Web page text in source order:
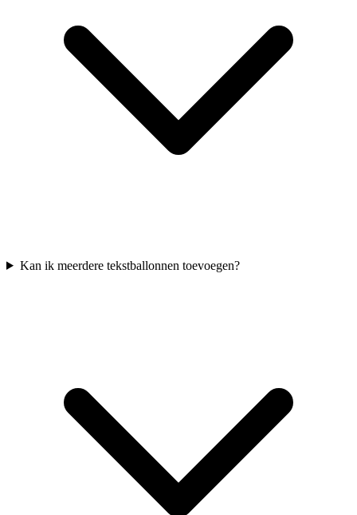
Kan ik meerdere tekstballonnen toevoegen?